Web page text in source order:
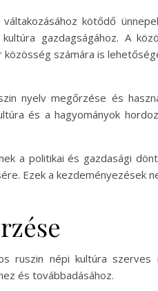
kötődő
gazdagságához. A
számára is
nyelv megőrzése és
és a hagyományok
a politikai és gazdasági
Ezek a kezdeményezések
ruszin népi kultúra
és továbbadásához.